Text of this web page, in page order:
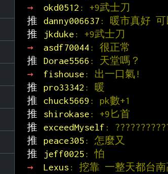
→
okd0512 : +9武士刀
推
danny006637 : 暖市真好 可
推
jkduke : +9武士刀
→
asdf70044 : 很正常
推
Dorae5566 : 天堂嗎？
→
fishouse : 出一口氣!
推
pro33342 : 暖
推
chuck5669 : pk數+1
推
shirokase : +9匕首
推
exceedMyself :
推
peace305 : 怎麼又
推
jeff0025 : 怕
→
Lexus : 挖靠 一整天都台南